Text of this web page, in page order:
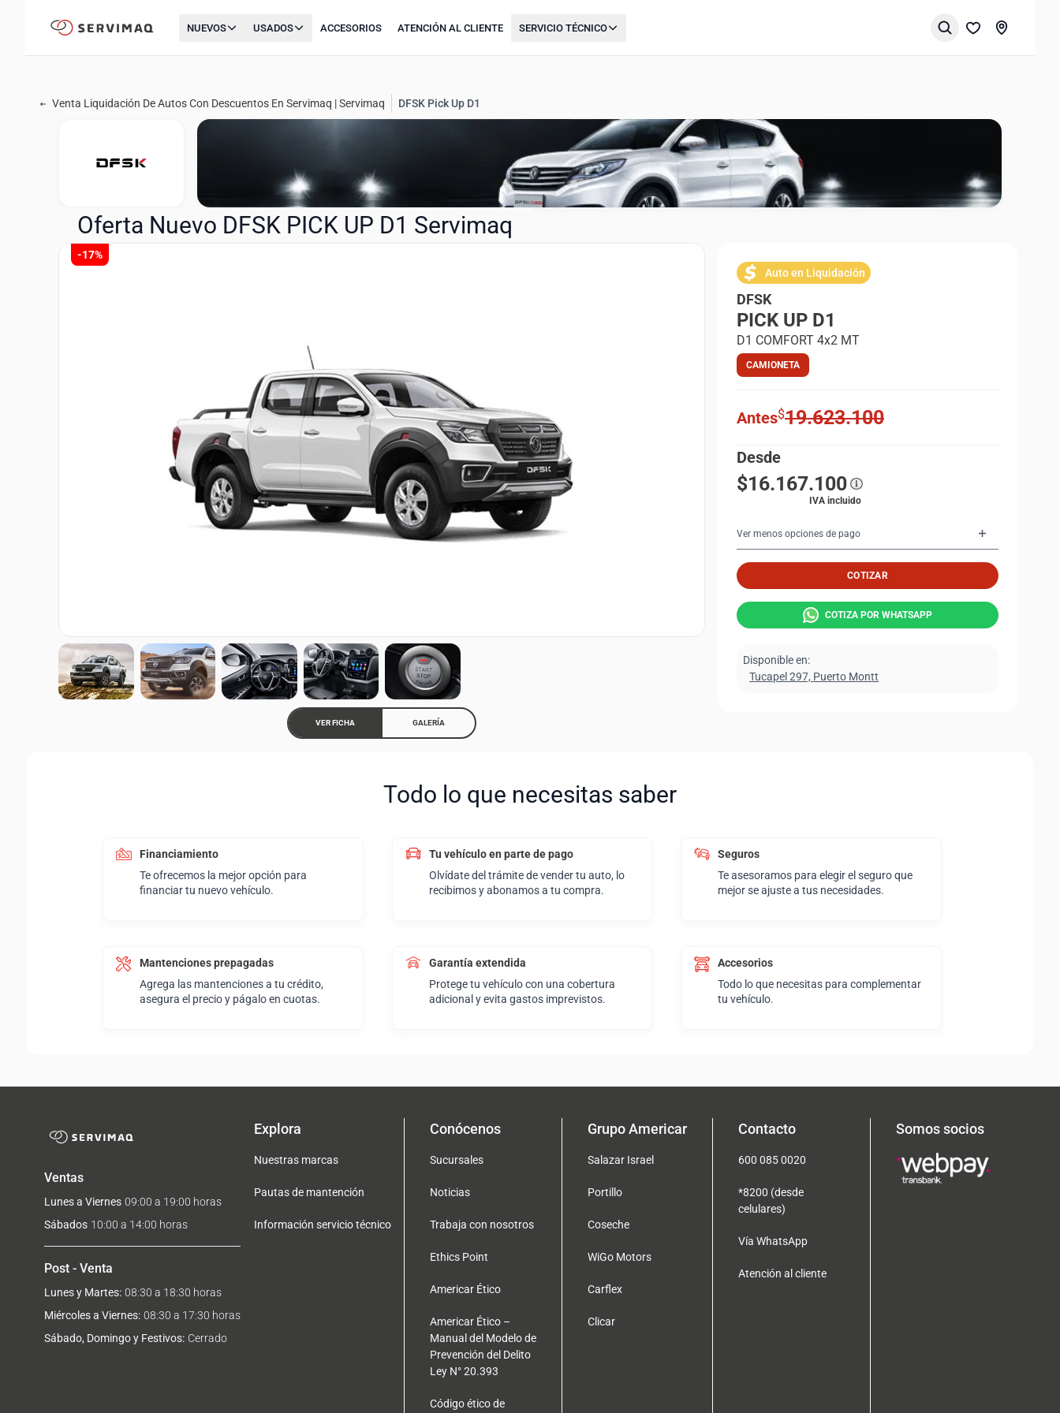
NUEVOS USADOS ACCESORIOS ATENCIÓN AL CLIENTE SERVICIO TÉCNICO
Venta Liquidación De Autos Con Descuentos En Servimaq | Servimaq DFSK Pick Up D1
Oferta Nuevo DFSK PICK UP D1 Servimaq
-17%
VER FICHA GALERÍA
Auto en Liquidación
DFSK
PICK UP D1
D1 COMFORT 4x2 MT
CAMIONETA
Antes$19.623.100
Desde
$16.167.100
IVA incluido
Ver menos opciones de pago
COTIZAR
COTIZA POR WHATSAPP
Disponible en:
Tucapel 297, Puerto Montt
Todo lo que necesitas saber
Financiamiento
Te ofrecemos la mejor opción para
financiar tu nuevo vehículo.
Tu vehículo en parte de pago
Olvídate del trámite de vender tu auto, lo
recibimos y abonamos a tu compra.
Seguros
Te asesoramos para elegir el seguro que
mejor se ajuste a tus necesidades.
Mantenciones prepagadas
Agrega las mantenciones a tu crédito,
asegura el precio y págalo en cuotas.
Garantía extendida
Protege tu vehículo con una cobertura
adicional y evita gastos imprevistos.
Accesorios
Todo lo que necesitas para complementar
tu vehículo.
Ventas
Lunes a Viernes 09:00 a 19:00 horas
Sábados 10:00 a 14:00 horas
Post - Venta
Lunes y Martes: 08:30 a 18:30 horas
Miércoles a Viernes: 08:30 a 17:30 horas
Sábado, Domingo y Festivos: Cerrado
Explora
Nuestras marcas
Pautas de mantención
Información servicio técnico
Conócenos
Sucursales
Noticias
Trabaja con nosotros
Ethics Point
Americar Ético
Americar Ético –
Manual del Modelo de
Prevención del Delito
Ley N° 20.393
Código ético de
Grupo Americar
Salazar Israel
Portillo
Coseche
WiGo Motors
Carflex
Clicar
Contacto
600 085 0020
*8200 (desde
celulares)
Vía WhatsApp
Atención al cliente
Somos socios